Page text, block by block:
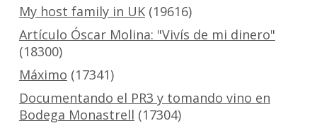
My host family in UK(19616)
Artículo Óscar Molina: "Vivís de mi dinero"
(18300)
Máximo (17341)
Documentando el PR3 y tomando vino en
Bodega Monastrell (17304)